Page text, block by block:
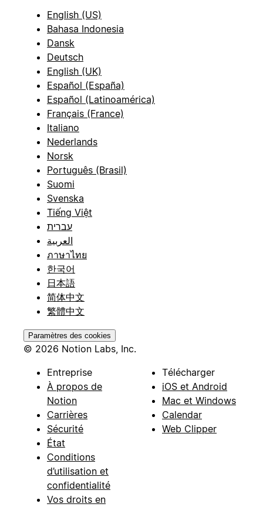
English (US)
Bahasa Indonesia
Dansk
Deutsch
English (UK)
Español (España)
Español (Latinoamérica)
Français (France)
Italiano
Nederlands
Norsk
Português (Brasil)
Suomi
Svenska
Tiếng Việt
עברית
العربية
ภาษาไทย
한국어
日本語
简体中文
繁體中文
Paramètres des cookies
© 2026 Notion Labs, Inc.
Entreprise
À propos de
Notion
Carrières
Sécurité
État
Conditions
d’utilisation et
confidentialité
Vos droits en
Télécharger
iOS et Android
Mac et Windows
Calendar
Web Clipper